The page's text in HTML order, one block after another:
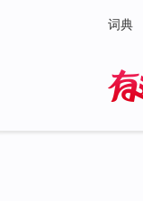
词典